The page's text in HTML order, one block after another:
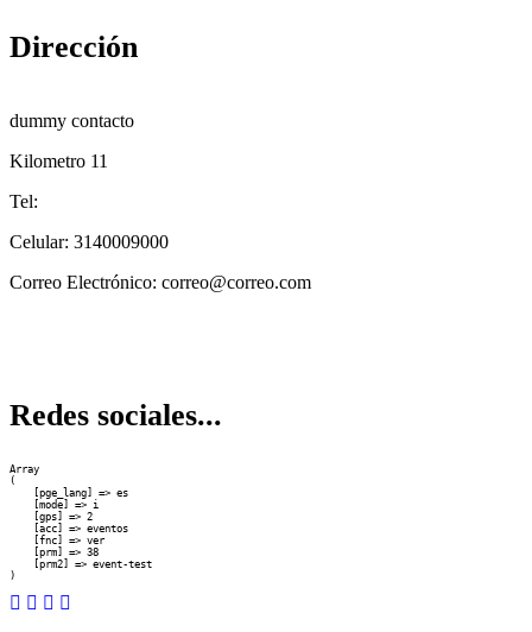
Dirección
dummy contacto
Kilometro 11
Tel:
Celular: 3140009000
Correo Electrónico: correo@correo.com
Redes sociales...
Array
(
    [pge_lang] => es
    [mode] => i
    [gps] => 2
    [acc] => eventos
    [fnc] => ver
    [prm] => 38
    [prm2] => event-test